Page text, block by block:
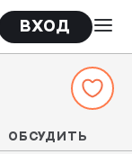
Вход
Обсудить